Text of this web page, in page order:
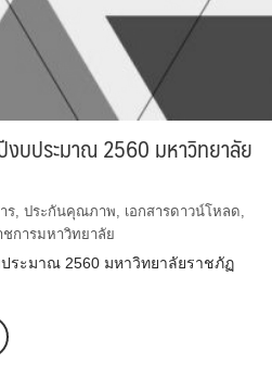
งบประมาณ 2560 มหาวิทยาลัย
ร, ประกันคุณภาพ, เอกสารดาวน์โหลด,
การมหาวิทยาลัย
ระมาณ 2560 มหาวิทยาลัยราชภัฏ